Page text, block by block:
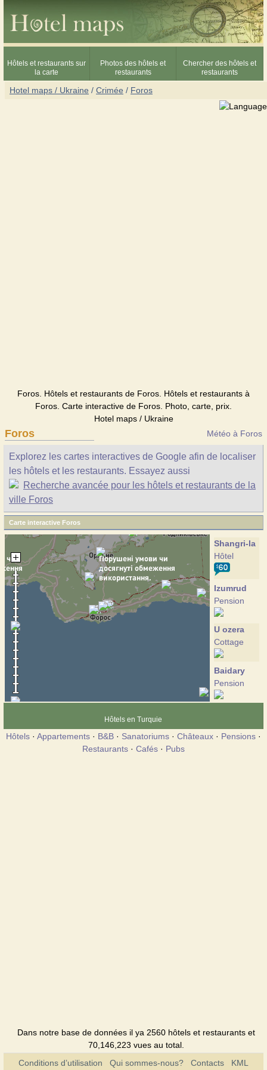
Hôtels et restaurants sur
la carte
Photos des hôtels et
restaurants
Chercher des hôtels et
restaurants
Hotel maps / Ukraine / Crimée / Foros
Foros. Hôtels et restaurants de Foros. Hôtels et restaurants à
Foros. Carte interactive de Foros. Photo, carte, prix.
Hotel maps / Ukraine
Foros Météo à Foros
Explorez les cartes interactives de Google afin de localiser
les hôtels et les restaurants. Essayez aussi
Recherche avancée pour les hôtels et restaurants de la
ville Foros
Carte interactive Foros
Shangri-la
Hôtel
Izumrud
Pension
U ozera
Cottage
Baidary
Pension
Hôtel
Hôtels en Turquie
Hôtels · Appartements · B&B · Sanatoriums · Châteaux · Pensions ·
Restaurants · Cafés · Pubs
Dans notre base de données il ya 2560 hôtels et restaurants et
70,146,223 vues au total.
Conditions d’utilisation
Qui sommes-nous? Contacts KML